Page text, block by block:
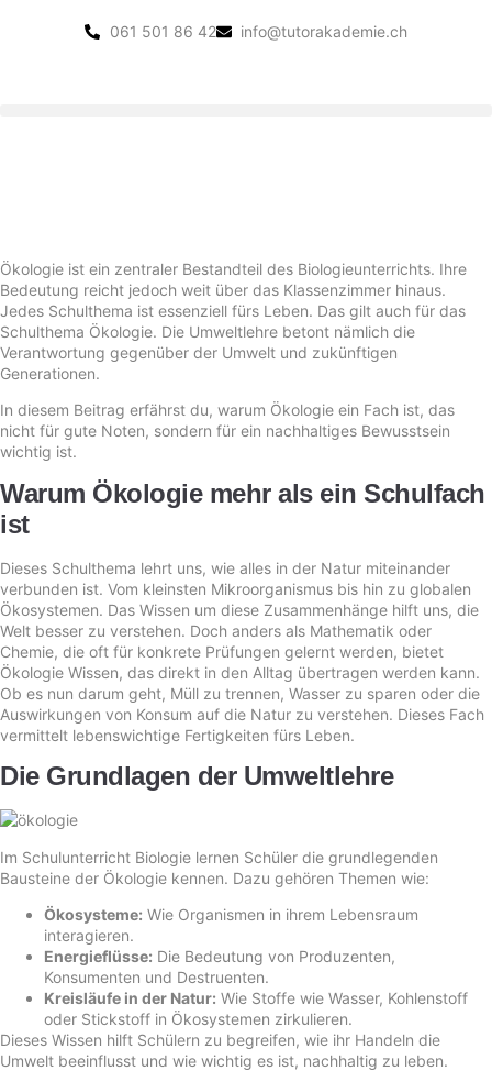
061 501 86 42 info@tutorakademie.ch
Ökologie ist ein zentraler Bestandteil des Biologieunterrichts. Ihre
Bedeutung reicht jedoch weit über das Klassenzimmer hinaus.
Jedes Schulthema ist essenziell fürs Leben. Das gilt auch für das
Schulthema Ökologie. Die Umweltlehre betont nämlich die
Verantwortung gegenüber der Umwelt und zukünftigen
Generationen.
In diesem Beitrag erfährst du, warum Ökologie ein Fach ist, das
nicht für gute Noten, sondern für ein nachhaltiges Bewusstsein
wichtig ist.
Warum Ökologie mehr als ein Schulfach
ist
Dieses Schulthema lehrt uns, wie alles in der Natur miteinander
verbunden ist. Vom kleinsten Mikroorganismus bis hin zu globalen
Ökosystemen. Das Wissen um diese Zusammenhänge hilft uns, die
Welt besser zu verstehen. Doch anders als Mathematik oder
Chemie, die oft für konkrete Prüfungen gelernt werden, bietet
Ökologie Wissen, das direkt in den Alltag übertragen werden kann.
Ob es nun darum geht, Müll zu trennen, Wasser zu sparen oder die
Auswirkungen von Konsum auf die Natur zu verstehen. Dieses Fach
vermittelt lebenswichtige Fertigkeiten fürs Leben.
Die Grundlagen der Umweltlehre
Im Schulunterricht Biologie lernen Schüler die grundlegenden
Bausteine der Ökologie kennen. Dazu gehören Themen wie:
Ökosysteme: Wie Organismen in ihrem Lebensraum
interagieren.
Energieflüsse: Die Bedeutung von Produzenten,
Konsumenten und Destruenten.
Kreisläufe in der Natur: Wie Stoffe wie Wasser, Kohlenstoff
oder Stickstoff in Ökosystemen zirkulieren.
Dieses Wissen hilft Schülern zu begreifen, wie ihr Handeln die
Umwelt beeinflusst und wie wichtig es ist, nachhaltig zu leben.